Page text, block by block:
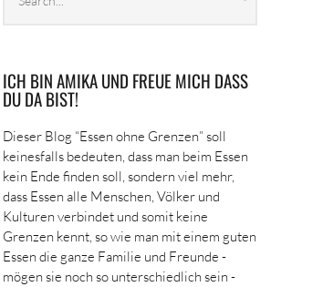
archives
ICH BIN AMIKA UND FREUE MICH DASS
DU DA BIST!
Dieser Blog “Essen ohne Grenzen” soll
keinesfalls bedeuten, dass man beim Essen
kein Ende finden soll, sondern viel mehr,
dass Essen alle Menschen, Völker und
Kulturen verbindet und somit keine
Grenzen kennt, so wie man mit einem guten
Essen die ganze Familie und Freunde -
mögen sie noch so unterschiedlich sein -